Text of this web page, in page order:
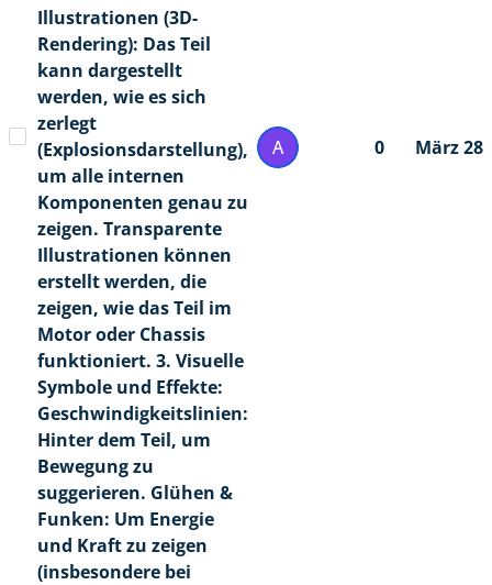
Illustrationen (3D-
Rendering): Das Teil
kann dargestellt
werden, wie es sich
zerlegt
(Explosionsdarstellung),
um alle internen
Komponenten genau zu
zeigen. Transparente
Illustrationen können
erstellt werden, die
zeigen, wie das Teil im
Motor oder Chassis
funktioniert. 3. Visuelle
Symbole und Effekte:
Geschwindigkeitslinien:
Hinter dem Teil, um
Bewegung zu
suggerieren. Glühen &
Funken: Um Energie
und Kraft zu zeigen
(insbesondere bei
A 0 März 28